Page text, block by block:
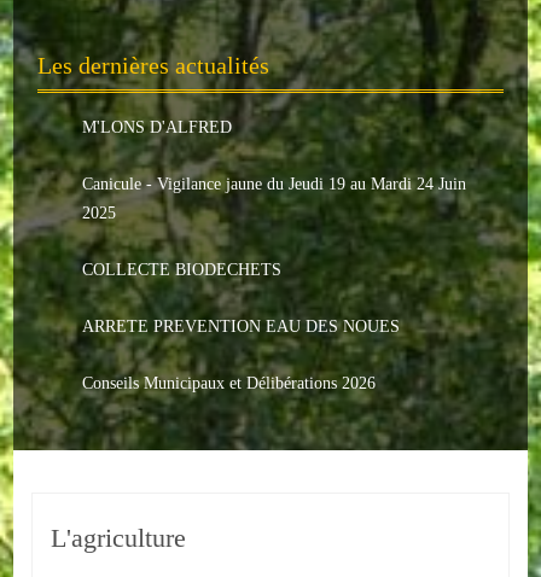
Le personnel communal
L'Echo de Nuaillé
Tarifs et locations
Galeries photos
INDISPENSABLES
Nouveaux arrivants
Le PACS
Voter
Bientôt 16 ans
Urbanisme
Les dernières actualités
M'LONS D'ALFRED
Canicule - Vigilance jaune du Jeudi 19 au Mardi 24 Juin
2025
COLLECTE BIODECHETS
ARRETE PREVENTION EAU DES NOUES
Conseils Municipaux et Délibérations 2026
L'agriculture